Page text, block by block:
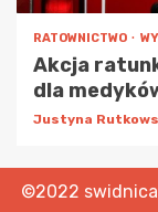
RATOWNICTWO
Akcja
dla
Justyna
©2022